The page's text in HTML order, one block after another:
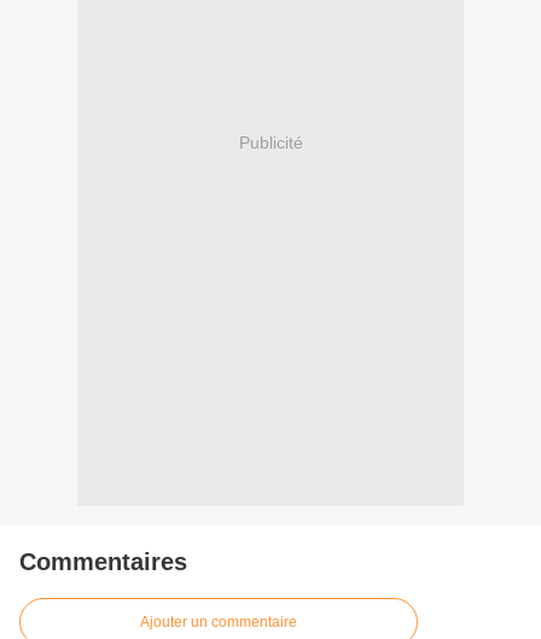
Publicité
Commentaires
Ajouter un commentaire